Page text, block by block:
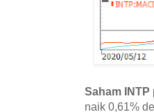
Saham INTP
naik 0,61%